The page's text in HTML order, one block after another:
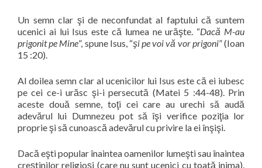
Un semn clar şi de neconfundat al faptului că suntem
ucenici ai lui Isus este că lumea ne urăşte. “Dacă M-au
prigonit pe Mine”, spune Isus, “şi pe voi vă vor prigoni” (Ioan
15 :20).
Al doilea semn clar al ucenicilor lui Isus este că ei iubesc
pe cei ce-i urăsc şi-i persecută (Matei 5 :44-48). Prin
aceste două semne, toţi cei care au urechi să audă
adevărul lui Dumnezeu pot să îşi verifice poziţia lor
proprie şi să cunoască adevărul cu privire la ei înşişi.
Dacă eşti popular înaintea oamenilor lumeşti sau înaintea
creştinilor religioşi (care nu sunt ucenici cu toată inima),